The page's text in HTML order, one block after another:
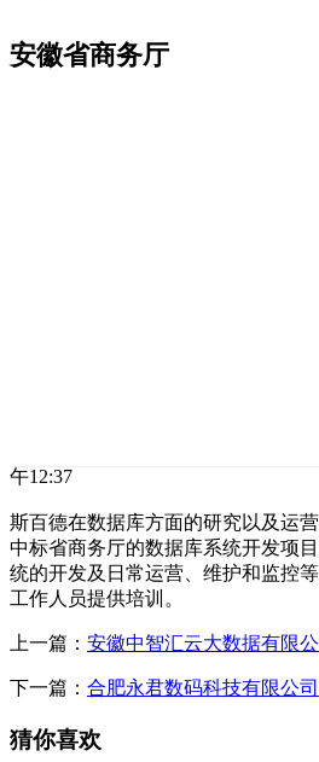
安徽省商务厅
午12:37
斯百德在数据库方面的研究以及运
中标省商务厅的数据库系统开发项
统的开发及日常运营、维护和监控
工作人员提供培训。
上一篇： 安徽中智汇云大数据有限公
下一篇： 合肥永君数码科技有限公司
猜你喜欢